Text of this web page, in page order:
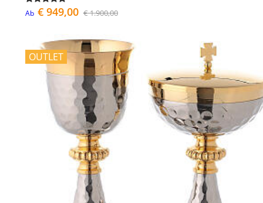
Ab € 949,00 € 1.900,00
OUTLET